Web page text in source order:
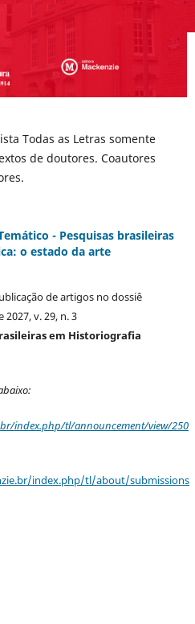
Todas as Letras somente
de doutores. Coautores
- Pesquisas brasileiras
o estado da arte
de artigos no dossiê
v. 29, n. 3
em Historiografia
index.php/tl/announcement/view/250
index.php/tl/about/submissions